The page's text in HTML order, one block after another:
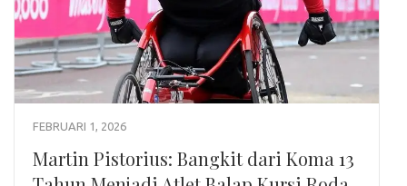
FEBRUARI 1, 2026
Martin Pistorius: Bangkit dari Koma 13